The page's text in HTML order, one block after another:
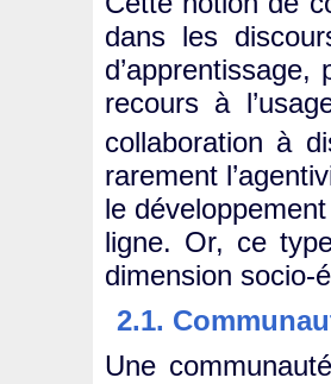
dans les
recours à
collaboration à
rarement
le
ligne. Or, ce
dimension socio-
2.1.
Une